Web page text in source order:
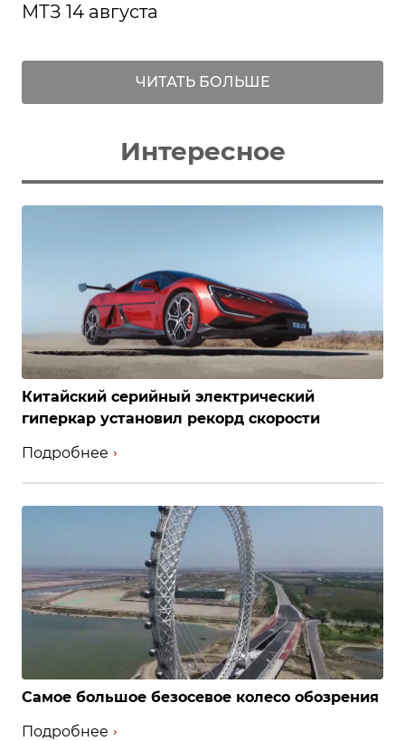
МТЗ 14 августа
ЧИТАТЬ БОЛЬШЕ
Интересное
Китайский серийный электрический
гиперкар установил рекорд скорости
Подробнее
Самое большое безосевое колесо обозрения
Подробнее